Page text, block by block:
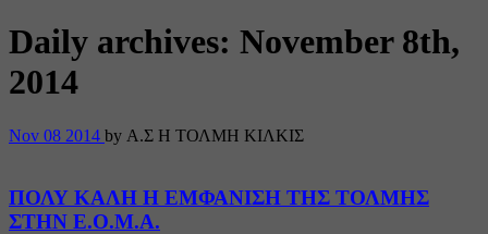
Daily archives: November 8th,
2014
Nov 08 2014 by Α.Σ Η ΤΟΛΜΗ ΚΙΛΚΙΣ
ΠΟΛΥ ΚΑΛΗ Η ΕΜΦΑΝΙΣΗ ΤΗΣ ΤΟΛΜΗΣ
ΣΤΗΝ Ε.Ο.Μ.Α.